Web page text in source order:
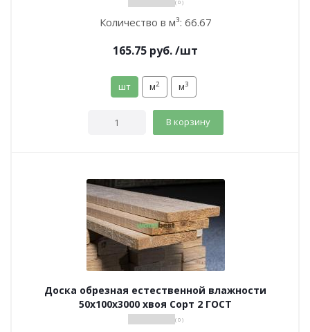
( 0 )
Количество в м³: 66.67
165.75 руб./шт
шт м2 м3
В корзину
Доска обрезная естественной влажности
50х100х3000 хвоя Сорт 2 ГОСТ
( 0 )